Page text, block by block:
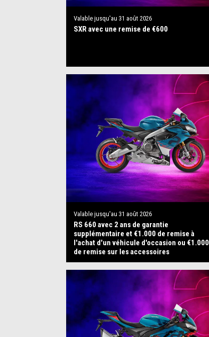
Valable jusqu'au 31 août 2026
SXR avec une remise de €600
Valable jusqu'au 31 août 2026
RS 660 avec 2 ans de garantie
supplémentaire et €1.000 de remise à
l'achat d'un véhicule d'occasion ou €1.000
de remise sur les accessoires